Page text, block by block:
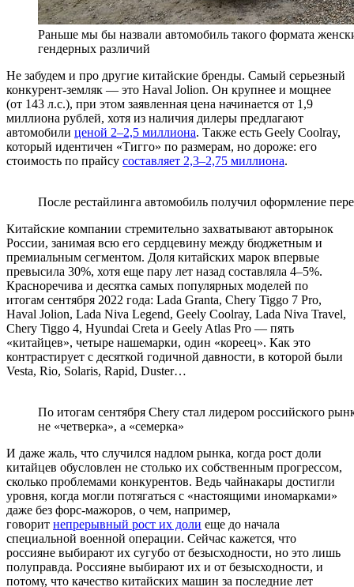
Раньше мы бы назвали автомобиль такого формата
гендерных различий
Не забудем и про другие китайские бренды. Самый серьезный
конкурент-земляк — это Haval Jolion. Он крупнее и мощнее
(от 143 л.с.), при этом заявленная цена начинается от 1,9
миллиона рублей, хотя из наличия дилеры предлагают
автомобили ценой 2–2,5 миллиона. Также есть Geely Coolray,
который идентичен «Тигго» по размерам, но дороже: его
стоимость по прайсу составляет 2,3–2,75 миллиона.
После рестайлинга автомобиль получил оформление
Китайские компании стремительно захватывают авторынок
России, занимая всю его сердцевину между бюджетным и
премиальным сегментом. Доля китайских марок впервые
превысила 30%, хотя еще пару лет назад составляла 4–5%.
Красноречива и десятка самых популярных моделей по
итогам сентября 2022 года: Lada Granta, Chery Tiggo 7 Pro,
Haval Jolion, Lada Niva Legend, Geely Coolray, Lada Niva Travel,
Chery Tiggo 4, Hyundai Creta и Geely Atlas Pro — пять
«китайцев», четыре нашемарки, один «кореец». Как это
контрастирует с десяткой годичной давности, в которой были
Vesta, Rio, Solaris, Rapid, Duster…
По итогам сентября Chery стал лидером российского
не «четверка», а «семерка»
И даже жаль, что случился надлом рынка, когда рост доли
китайцев обусловлен не столько их собственным прогрессом,
сколько проблемами конкурентов. Ведь чайнакары достигли
уровня, когда могли потягаться с «настоящими иномарками»
даже без форс-мажоров, о чем, например,
говорит непрерывный рост их доли еще до начала
специальной военной операции. Сейчас кажется, что
россияне выбирают их сугубо от безысходности, но это лишь
полуправда. Россияне выбирают их и от безысходности, и
потому, что качество китайских машин за последние лет